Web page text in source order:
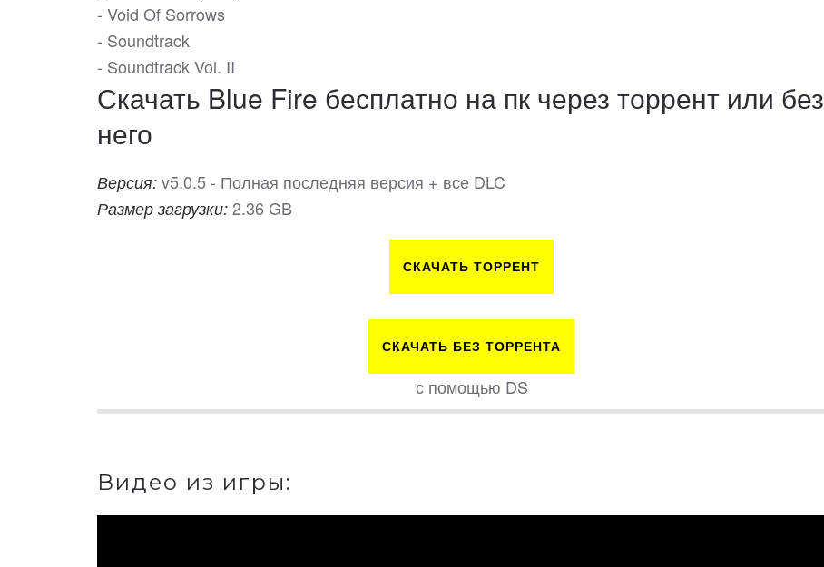
- Void Of Sorrows
- Soundtrack
- Soundtrack Vol. II
Скачать Blue Fire бесплатно на пк через торрент или без
него
Версия: v5.0.5 - Полная последняя версия + все DLC
Размер загрузки: 2.36 GB
СКАЧАТЬ ТОРРЕНТ
СКАЧАТЬ БЕЗ ТОРРЕНТА
с помощью DS
Видео из игры: